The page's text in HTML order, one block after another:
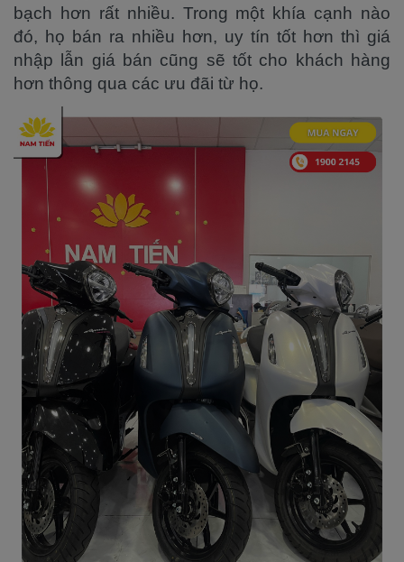
bạch hơn rất nhiều. Trong một khía cạnh nào
đó, họ bán ra nhiều hơn, uy tín tốt hơn thì giá
nhập lẫn giá bán cũng sẽ tốt cho khách hàng
hơn thông qua các ưu đãi từ họ.